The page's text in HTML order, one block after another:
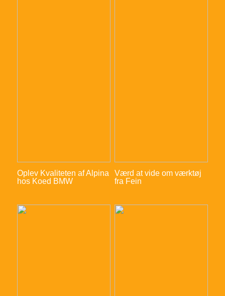
Oplev Kvaliteten af Alpina
hos Koed BMW
Værd at vide om værktøj
fra Fein